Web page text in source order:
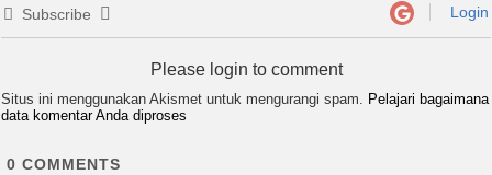
Subscribe Login
Please login to comment
Situs ini menggunakan Akismet untuk mengurangi spam. Pelajari bagaimana
data komentar Anda diproses
0 COMMENTS